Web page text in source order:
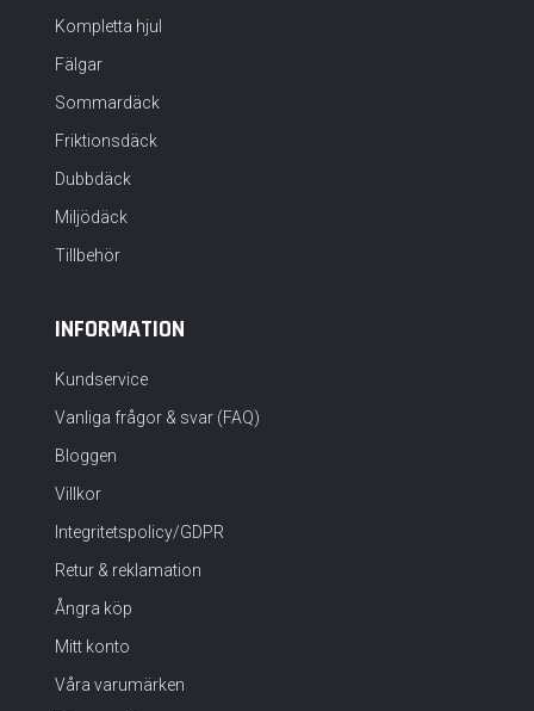
Kompletta hjul
Fälgar
Sommardäck
Friktionsdäck
Dubbdäck
Miljödäck
Tillbehör
INFORMATION
Kundservice
Vanliga frågor & svar (FAQ)
Bloggen
Villkor
Integritetspolicy/GDPR
Retur & reklamation
Ångra köp
Mitt konto
Våra varumärken